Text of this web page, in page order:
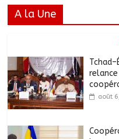
A la Une
août